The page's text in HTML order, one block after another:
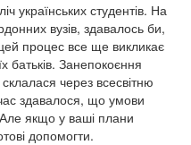
українських студентів. На
вузів, здавалось би,
процес все ще викликає
батьків. Занепокоєння
через всесвітню
здавалося, що умови
якщо у ваші плани
допомогти.